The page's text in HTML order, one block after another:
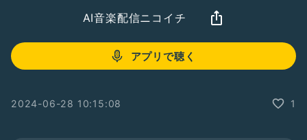
AI音楽配信ニコイチ
アプリで聴く
2024-06-28 10:15:08 1